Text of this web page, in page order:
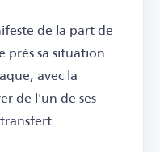
de la part de
près sa situation
avec la
de l'un de ses